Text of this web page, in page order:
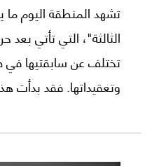
تشهد المنطقة اليوم
تختلف عن سابقتيها في
وتعقيداتها. فقد بدأت
ومرّت بمراحل متعددة.